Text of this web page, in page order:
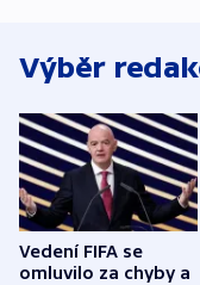
Výběr
Vedení FIFA se
omluvilo za chyby a